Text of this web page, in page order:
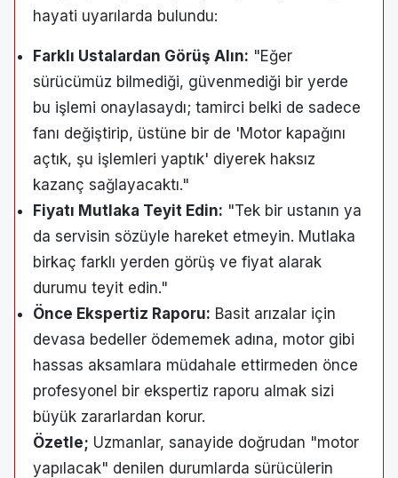
hayati uyarılarda bulundu:
Farklı Ustalardan Görüş Alın: "Eğer
sürücümüz bilmediği, güvenmediği bir yerde
bu işlemi onaylasaydı; tamirci belki de sadece
fanı değiştirip, üstüne bir de 'Motor kapağını
açtık, şu işlemleri yaptık' diyerek haksız
kazanç sağlayacaktı."
Fiyatı Mutlaka Teyit Edin: "Tek bir ustanın ya
da servisin sözüyle hareket etmeyin. Mutlaka
birkaç farklı yerden görüş ve fiyat alarak
durumu teyit edin."
Önce Ekspertiz Raporu: Basit arızalar için
devasa bedeller ödememek adına, motor gibi
hassas aksamlara müdahale ettirmeden önce
profesyonel bir ekspertiz raporu almak sizi
büyük zararlardan korur.
Özetle; Uzmanlar, sanayide doğrudan "motor
yapılacak" denilen durumlarda sürücülerin